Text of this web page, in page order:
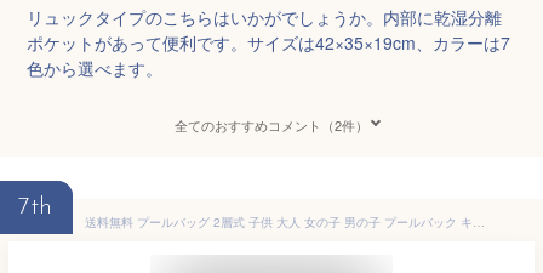
リュックタイプのこちらはいかがでしょうか。内部に乾湿分離
ポケットがあって便利です。サイズは42×35×19cm、カラーは7
色から選べます。
全てのおすすめコメント（2件）
7th
送料無料 プールバッグ 2層式 子供 大人 女の子 男の子 プールバック キッズ スイムバッグ リュック型 乾湿分離 水着 水泳バッグ ビーチバッグ ナップザック 小学生 中学生 ビーチバッグ スイミングバッグ プールバック 子ども プール プールバッグ リュック